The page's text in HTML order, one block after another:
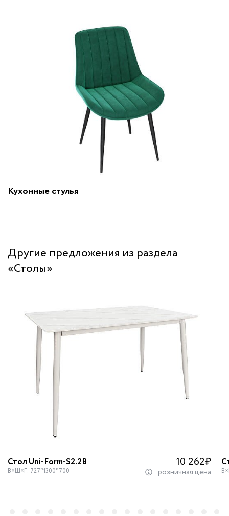
Кухонные стулья
Другие предложения из раздела
«Столы»
Стол Uni-Form-S2.2B 10 262₽
В×Ш×Г: 727*1300*700 розничная цена